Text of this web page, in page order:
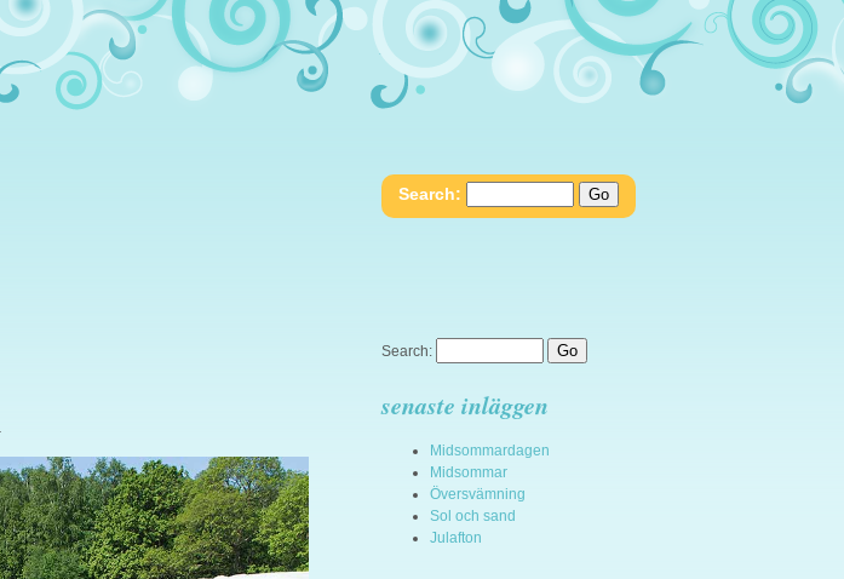
Search:
Search:
senaste inläggen
Midsommardagen
Midsommar
Översvämning
Sol och sand
Julafton